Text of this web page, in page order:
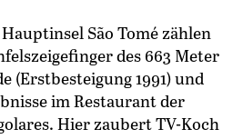
São Tomé zählen
des 663 Meter
(Erstbesteigung 1991) und
im Restaurant der
Hier zaubert TV-Koch